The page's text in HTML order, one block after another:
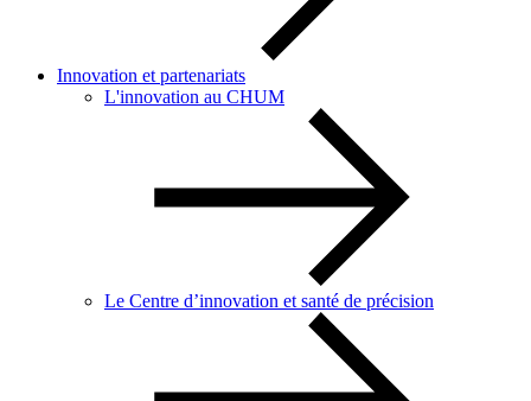
Innovation et partenariats
L'innovation au CHUM
Le Centre d’innovation et santé de précision